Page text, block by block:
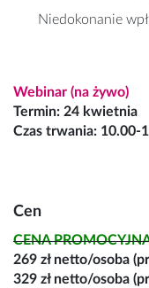
Niedokonanie
Webinar (na żywo)
Termin: 24 kwietnia
Czas trwania: 10.00-
Cen
CENA
269 zł netto/osoba
329 zł netto/osoba